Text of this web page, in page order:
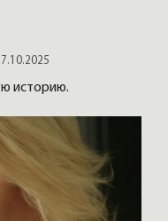
историю.